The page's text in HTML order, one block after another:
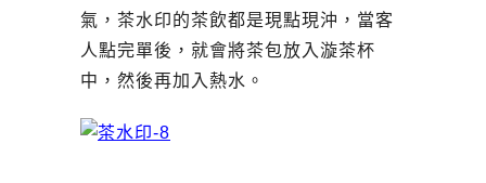
氣，茶水印的茶飲都是現點現沖，當客
人點完單後，就會將茶包放入漩茶杯
中，然後再加入熱水。